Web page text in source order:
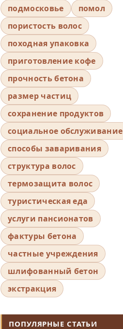
подмосковье
помол
пористость волос
походная упаковка
приготовление кофе
прочность бетона
размер частиц
сохранение продуктов
социальное обслуживание
способы заваривания
структура волос
термозащита волос
туристическая еда
услуги пансионатов
фактуры бетона
частные учреждения
шлифованный бетон
экстракция
ПОПУЛЯРНЫЕ СТАТЬИ